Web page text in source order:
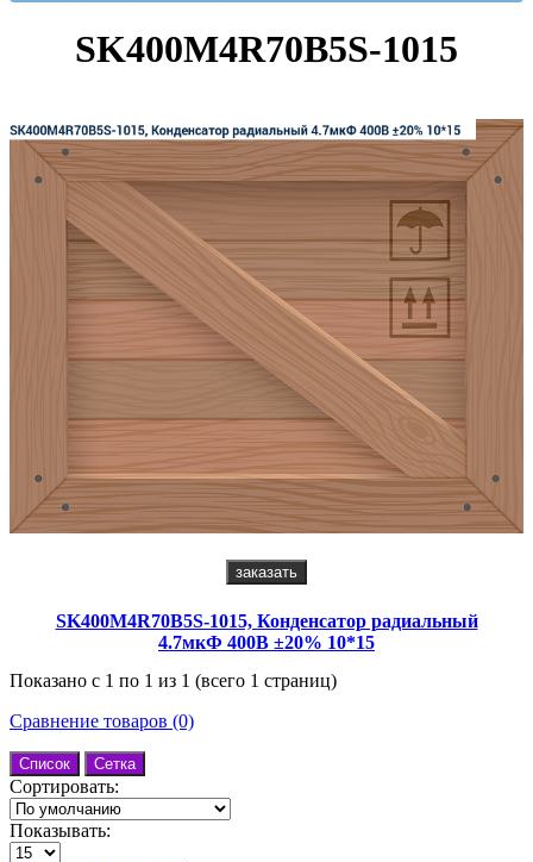
SK400M4R70B5S-1015
заказать
SK400M4R70B5S-1015, Конденсатор радиальный
4.7мкФ 400В ±20% 10*15
Показано с 1 по 1 из 1 (всего 1 страниц)
Сравнение товаров (0)
Список Сетка
Сортировать:
Показывать: